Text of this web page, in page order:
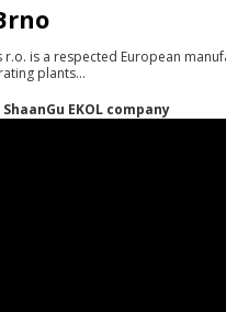
r.o. is a respected European
plants...
EKOL company